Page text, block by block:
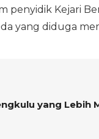
penyidik Kejari
yang diduga
yang Lebih